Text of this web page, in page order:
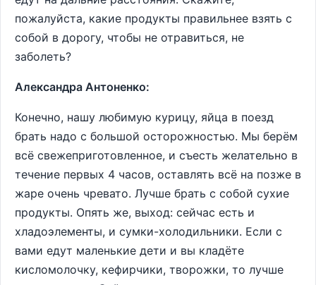
пожалуйста, какие продукты правильнее взять с
собой в дорогу, чтобы не отравиться, не
заболеть?
Александра Антоненко:
Конечно, нашу любимую курицу, яйца в поезд
брать надо с большой осторожностью. Мы берём
всё свежеприготовленное, и съесть желательно в
течение первых 4 часов, оставлять всё на позже в
жаре очень чревато. Лучше брать с собой сухие
продукты. Опять же, выход: сейчас есть и
хладоэлементы, и сумки-холодильники. Если с
вами едут маленькие дети и вы кладёте
кисломолочку, кефирчики, творожки, то лучше